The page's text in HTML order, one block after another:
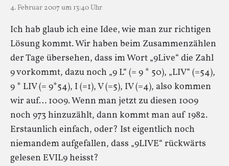
4. Februar 2007 um 13:40 Uhr
Ich hab glaub ich eine Idee, wie man zur richtigen
Lösung kommt. Wir haben beim Zusammenzählen
der Tage übersehen, dass im Wort „9Live“ die Zahl
9 vorkommt, dazu noch „9 L“ (= 9 * 50), „LIV“ (=54),
9 * LIV (= 9*54), I (=1), V (=5), IV (=4), also kommen
wir auf… 1009. Wenn man jetzt zu diesen 1009
noch 973 hinzuzählt, dann kommt man auf 1982.
Erstaunlich einfach, oder? Ist eigentlich noch
niemandem aufgefallen, dass „9LIVE“ rückwärts
gelesen EVIL9 heisst?